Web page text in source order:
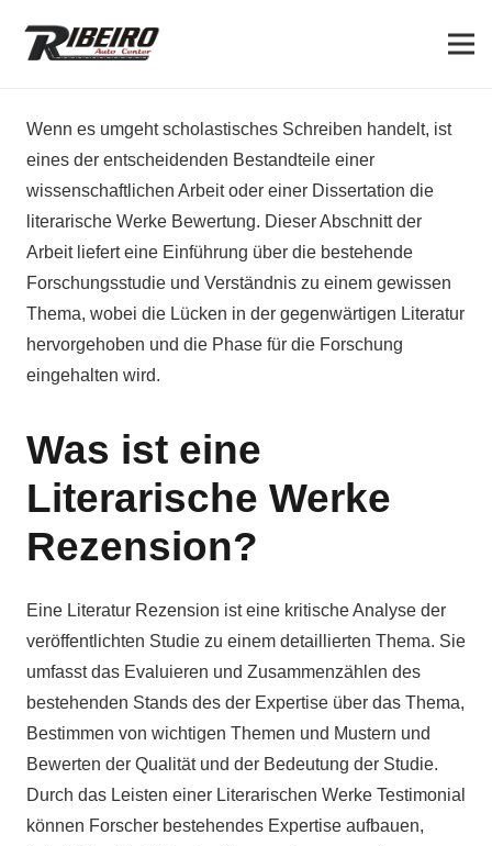
Wenn es umgeht scholastisches Schreiben handelt, ist
eines der entscheidenden Bestandteile einer
wissenschaftlichen Arbeit oder einer Dissertation die
literarische Werke Bewertung. Dieser Abschnitt der
Arbeit liefert eine Einführung über die bestehende
Forschungsstudie und Verständnis zu einem gewissen
Thema, wobei die Lücken in der gegenwärtigen Literatur
hervorgehoben und die Phase für die Forschung
eingehalten wird.
Was ist eine
Literarische Werke
Rezension?
Eine Literatur Rezension ist eine kritische Analyse der
veröffentlichten Studie zu einem detaillierten Thema. Sie
umfasst das Evaluieren und Zusammenzählen des
bestehenden Stands des der Expertise über das Thema,
Bestimmen von wichtigen Themen und Mustern und
Bewerten der Qualität und der Bedeutung der Studie.
Durch das Leisten einer Literarischen Werke Testimonial
können Forscher bestehendes Expertise aufbauen,